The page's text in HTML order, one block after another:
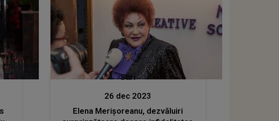
Stiri
26 dec 2023
Elena Merișoreanu, dezvăluiri